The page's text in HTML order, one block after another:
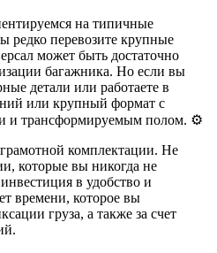
на типичные
редко перевозите крупные
может быть достаточно
багажника. Но если вы
детали или работаете в
или крупный формат с
и трансформируемым полом. ⚙️
комплектации. Не
которые вы никогда не
в удобство и
времени, которое вы
груза, а также за счет